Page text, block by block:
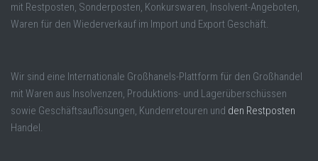
mit Restposten, Sonderposten, Konkurswaren, Insolvent-Angeboten,
Waren für den Wiederverkauf im Import und Export Geschäft.
Wir sind eine Internationale Großhanels-Plattform für den Großhandel
mit Waren aus Insolvenzen, Produktions- und Lagerüberschüssen
sowie Geschäftsauflösungen, Kundenretouren und den Restposten
Handel.